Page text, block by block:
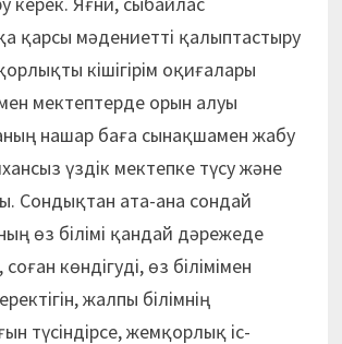
қарсы мәдениетті қалыптастыру
кішігірім оқиғалары
мектептерде орын алуы
нашар баға сынақшамен жабу
үздік мектепке түсу және
Сондықтан ата-ана сондай
өз білімі қандай дәрежеде
көндігуді, өз білімімен
жалпы білімнің
түсіндірсе, жемқорлық іс-